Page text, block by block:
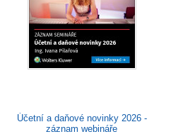
Účetní a daňové novinky 2026 -
záznam webináře